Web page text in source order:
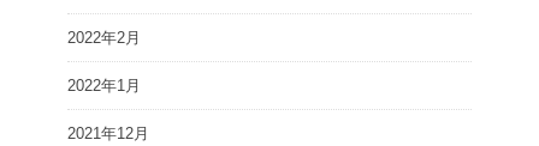
2022年2月
2022年1月
2021年12月